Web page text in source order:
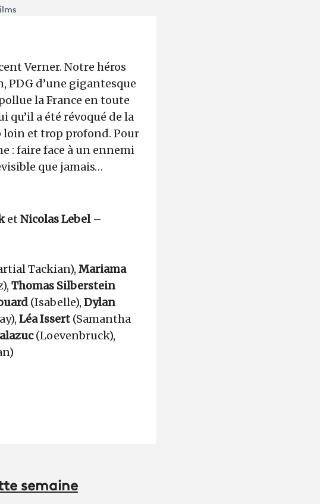
Verner. Notre héros
PDG d’une gigantesque
la France en toute
qu’il a été révoqué de la
loin et trop profond. Pour
: faire face à un ennemi
que jamais…
et Nicolas Lebel–
Tackian), Mariama
Thomas Silberstein
(Isabelle), Dylan
Léa Issert (Samantha
(Loevenbruck),
semaine